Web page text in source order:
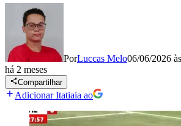
PorLuccas Melo06/06/2026
há 2 meses
Compartilhar
Adicionar Itatiaia ao